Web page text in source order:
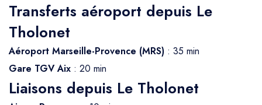
Transferts aéroport depuis Le
Tholonet
Aéroport Marseille-Provence (MRS) : 35 min
Gare TGV Aix : 20 min
Liaisons depuis Le Tholonet